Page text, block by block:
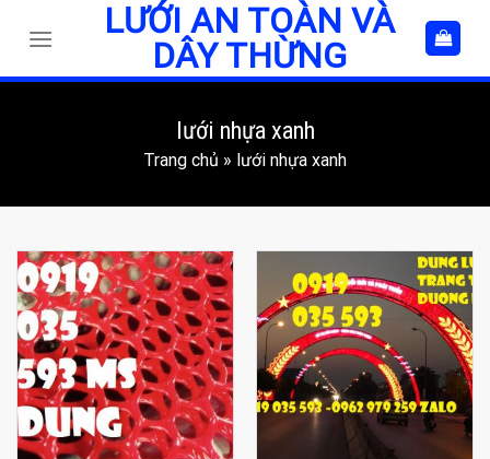
LƯỚI AN TOÀN VÀ
DÂY THỪNG
lưới nhựa xanh
Trang chủ » lưới nhựa xanh